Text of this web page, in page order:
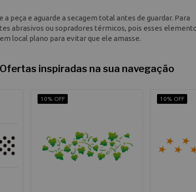
peça e aguarde a secagem total antes de guardar. Para
abrasivos ou sopradores térmicos, pois esses
local plano para evitar que ele amasse.
Ofertas inspiradas na sua navegação
10% OFF 10% OFF